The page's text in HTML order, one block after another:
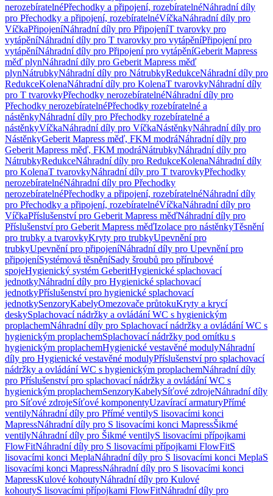
nerozebíratelnéPřechodky a připojení, rozebíratelnéNáhradní díly
pro Přechodky a připojení, rozebíratelnéVíčkaNáhradní díly pro
VíčkaPřipojeníNáhradní díly pro PřipojeníT tvarovky pro
vytápěníNáhradní díly pro T tvarovky pro vytápěníPřipojení pro
vytápěníNáhradní díly pro Připojení pro vytápěníGeberit Mapress
měď plynNáhradní díly pro Geberit Mapress měď
plynNátrubkyNáhradní díly pro NátrubkyRedukceNáhradní díly pro
RedukceKolenaNáhradní díly pro KolenaT tvarovkyNáhradní díly
pro T tvarovkyPřechodky nerozebíratelnéNáhradní díly pro
Přechodky nerozebíratelnéPřechodky rozebíratelné a
nástěnkyNáhradní díly pro Přechodky rozebíratelné a
nástěnkyVíčkaNáhradní díly pro VíčkaNástěnkyNáhradní díly pro
NástěnkyGeberit Mapress měď, FKM modráNáhradní díly pro
Geberit Mapress měď, FKM modráNátrubkyNáhradní díly pro
NátrubkyRedukceNáhradní díly pro RedukceKolenaNáhradní díly
pro KolenaT tvarovkyNáhradní díly pro T tvarovkyPřechodky
nerozebíratelnéNáhradní díly pro Přechodky
nerozebíratelnéPřechodky a připojení, rozebíratelnéNáhradní díly
pro Přechodky a připojení, rozebíratelnéVíčkaNáhradní díly pro
VíčkaPříslušenství pro Geberit Mapress měďNáhradní díly pro
Příslušenství pro Geberit Mapress měďIzolace pro nástěnkyTěsnění
pro trubky a tvarovkyKryty pro trubkyUpevnění pro
trubkyUpevnění pro připojeníNáhradní díly pro Upevnění pro
připojeníSystémová těsněníSady šroubů pro přírubové
spojeHygienický systém GeberitHygienické splachovací
jednotkyNáhradní díly pro Hygienické splachovací
jednotkyPříslušenství pro hygienické splachovací
jednotkySenzoryKabelyOmezovače průtokuKryty a krycí
deskySplachovací nádržky a ovládání WC s hygienickým
proplachemNáhradní díly pro Splachovací nádržky a ovládání WC s
hygienickým proplachemSplachovací nádržky pod omítku s
hygienickým proplachemHygienické vestavěné modulyNáhradní
díly pro Hygienické vestavěné modulyPříslušenství pro splachovací
nádržky a ovládání WC s hygienickým proplachemNáhradní díly
pro Příslušenství pro splachovací nádržky a ovládání WC s
hygienickým proplachemSenzoryKabelySíťové zdrojeNáhradní díly
pro Síťové zdrojeSíťové komponentyUzavírací armaturyPřímé
ventilyNáhradní díly pro Přímé ventilyS lisovacími konci
MapressNáhradní díly pro S lisovacími konci MapressŠikmé
ventilyNáhradní díly pro Šikmé ventilyS lisovacími přípojkami
FlowFitNáhradní díly pro S lisovacími přípojkami FlowFitS
lisovacími konci MeplaNáhradní díly pro S lisovacími konci MeplaS
lisovacími konci MapressNáhradní díly pro S lisovacími konci
MapressKulové kohoutyNáhradní díly pro Kulové
kohoutyS lisovacími přípojkami FlowFitNáhradní díly pro